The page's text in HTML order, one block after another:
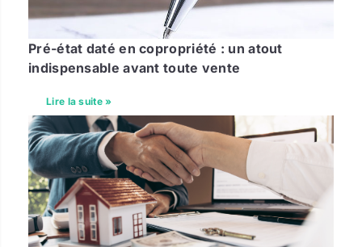
Pré-état daté en copropriété : un atout
indispensable avant toute vente
Lire la suite »